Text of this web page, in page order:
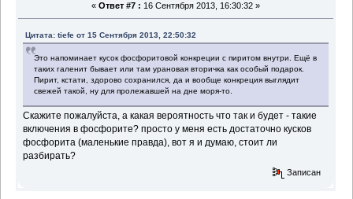
« Ответ #7 : 16 Сентября 2013, 16:30:32 »
Цитата: tiefe от 15 Сентября 2013, 22:50:32
Это напоминает кусок фосфоритовой конкреции с пиритом внутри. Ещё в
таких галенит бывает или там урановая вторичка как особый подарок.
Пирит, кстати, здорово сохранился, да и вообще конкреция выглядит
свежей такой, ну для пролежавшей на дне моря-то.
Скажите пожалуйста, а какая вероятность что так и будет - такие
включения в фосфорите? просто у меня есть достаточно кусков
фосфорита (маленькие правда), вот я и думаю, стоит ли
разбирать?
Записан